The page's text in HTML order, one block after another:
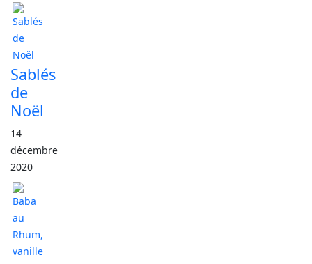
Sablés
de
Noël
14
décembre
2020